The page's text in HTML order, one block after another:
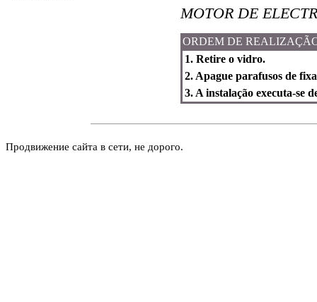
MOTOR DE
ORDEM DE
1. Retire o vidro.
2. Apague parafusos de
3. A instalação executa-se
Продвижение сайта в сети, не дорого.